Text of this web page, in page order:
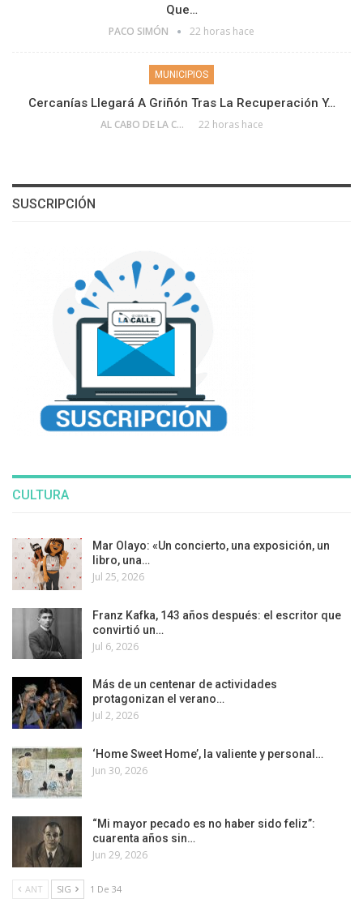
Que…
PACO SIMÓN 22 horas hace
MUNICIPIOS
Cercanías Llegará A Griñón Tras La Recuperación Y…
AL CABO DE LA CALLE 22 horas hace
SUSCRIPCIÓN
CULTURA
Mar Olayo: «Un concierto, una exposición, un
libro, una…
Jul 25, 2026
Franz Kafka, 143 años después: el escritor que
convirtió un…
Jul 6, 2026
Más de un centenar de actividades
protagonizan el verano…
Jul 2, 2026
‘Home Sweet Home’, la valiente y personal…
Jun 30, 2026
“Mi mayor pecado es no haber sido feliz”:
cuarenta años sin…
Jun 29, 2026
ANT SIG 1 De 34